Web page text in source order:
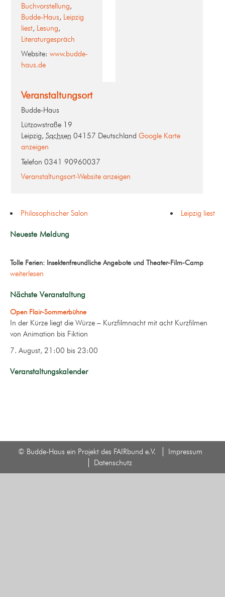
Buchvorstellung,
Budde-Haus, Leipzig
liest, Lesung,
Literaturgespräch
Website: www.budde-
haus.de
Veranstaltungsort
Budde-Haus
Lützowstraße 19
Leipzig, Sachsen 04157 Deutschland Google Karte
anzeigen
Telefon 0341 90960037
Veranstaltungsort-Website anzeigen
Philosophischer Salon Leipzig liest
Neueste Meldung
Tolle Ferien: Insektenfreundliche Angebote und Theater-Film-Camp
weiterlesen
Nächste Veranstaltung
Open Flair-Sommerbühne
In der Kürze liegt die Würze – Kurzfilmnacht mit acht Kurzfilmen
von Animation bis Fiktion
7. August, 21:00 bis 23:00
Veranstaltungskalender
© Budde-Haus ein Projekt des FAIRbund e.V.
Impressum
Datenschutz